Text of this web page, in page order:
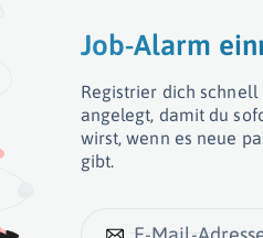
Job-Alarm
Registrier dich
angelegt, damit du
wirst, wenn es neue
gibt.